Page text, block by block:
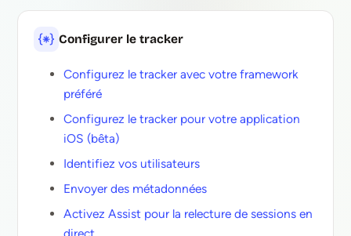
Configurer le tracker
Configurez le tracker avec votre framework
préféré
Configurez le tracker pour votre application
iOS (bêta)
Identifiez vos utilisateurs
Envoyer des métadonnées
Activez Assist pour la relecture de sessions en